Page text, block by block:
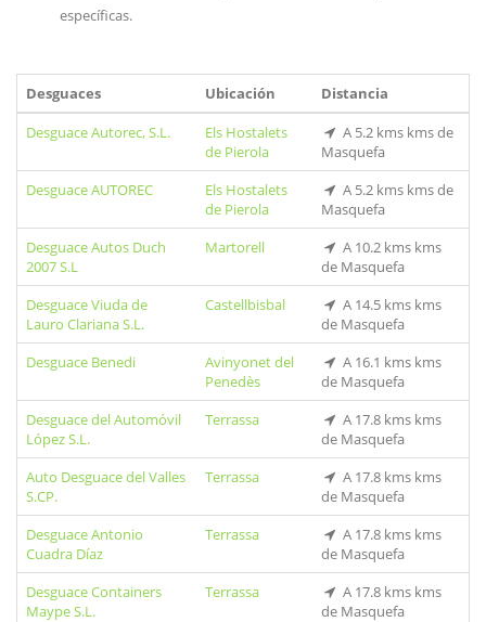
específicas.
Desguaces Ubicación
Distancia
Desguace Autorec, S.L.
Els Hostalets
de Pierola
A 5.2 kms kms de
Masquefa
Desguace AUTOREC
Els Hostalets
de Pierola
A 5.2 kms kms de
Masquefa
Desguace Autos Duch
2007 S.L
Martorell
A 10.2 kms kms
de Masquefa
Desguace Viuda de
Lauro Clariana S.L.
Castellbisbal
A 14.5 kms kms
de Masquefa
Desguace Benedi
Avinyonet del
Penedès
A 16.1 kms kms
de Masquefa
Desguace del Automóvil
López S.L.
Terrassa
A 17.8 kms kms
de Masquefa
Auto Desguace del Valles
S.CP.
Terrassa
A 17.8 kms kms
de Masquefa
Desguace Antonio
Cuadra Díaz
Terrassa
A 17.8 kms kms
de Masquefa
Desguace Containers
Maype S.L.
Terrassa
A 17.8 kms kms
de Masquefa